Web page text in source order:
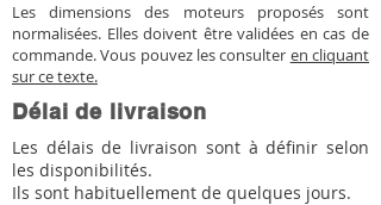
Les dimensions des moteurs proposés sont
normalisées. Elles doivent être validées en cas de
commande. Vous pouvez les consulter en cliquant
sur ce texte.
Délai de livraison
Les délais de livraison sont à définir selon
les disponibilités.
Ils sont habituellement de quelques jours.